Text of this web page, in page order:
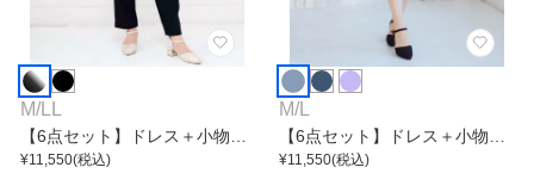
M/LL
【6点セット】ドレス＋小物5
点
¥11,550(税込)
M/L
【6点セット】ドレス＋小物5
点
¥11,550(税込)